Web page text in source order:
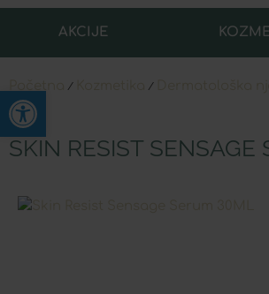
Open toolbar
AKCIJE
/ /
SKIN RESIST